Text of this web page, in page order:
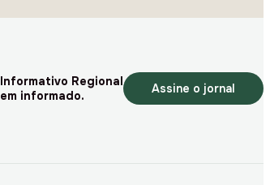
Regional
informado.
Assine o jornal